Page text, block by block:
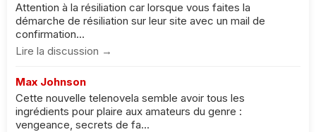
Attention à la résiliation car lorsque vous faites la
démarche de résiliation sur leur site avec un mail de
confirmation...
Lire la discussion →
Max Johnson
Cette nouvelle telenovela semble avoir tous les
ingrédients pour plaire aux amateurs du genre :
vengeance, secrets de fa...